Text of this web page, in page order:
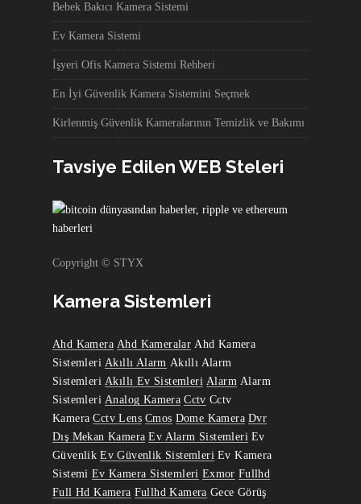
Bebek Bakıcı Kamera Sistemi
Ev Kamera Sistemi
İşyeri Ofis Kamera Sistemi Rehberi
En İyi Güvenlik Kamera Sistemini Seçmek
Kirlenmiş Güvenlik Kameralarının Temizlik ve Bakımı
Tavsiye Edilen WEB Steleri
Copyright © STYX
Kamera Sistemleri
Ahd Kamera Ahd Kameralar Ahd Kamera
Sistemleri Akıllı Alarm Akıllı Alarm
Sistemleri Akıllı Ev Sistemleri Alarm Alarm
Sistemleri Analog Kamera Cctv Cctv
Kamera Cctv Lens Cmos Dome Kamera Dvr
Dış Mekan Kamera Ev Alarm Sistemleri Ev
Güvenlik Ev Güvenlik Sistemleri Ev Kamera
Sistemi Ev Kamera Sistemleri Exmor Fullhd
Full Hd Kamera Fullhd Kamera Gece Görüş